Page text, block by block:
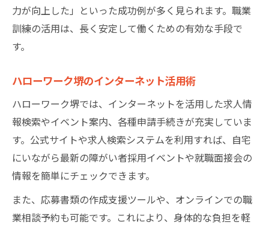
力が向上した」といった成功例が多く見られます。職業
訓練の活用は、長く安定して働くための有効な手段で
す。
ハローワーク堺のインターネット活用術
ハローワーク堺では、インターネットを活用した求人情
報検索やイベント案内、各種申請手続きが充実していま
す。公式サイトや求人検索システムを利用すれば、自宅
にいながら最新の障がい者採用イベントや就職面接会の
情報を簡単にチェックできます。
また、応募書類の作成支援ツールや、オンラインでの職
業相談予約も可能です。これにより、身体的な負担を軽